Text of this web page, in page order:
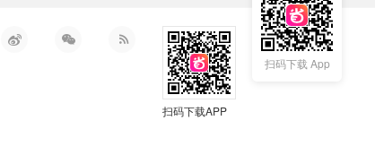
扫码下载 App
扫码下载APP